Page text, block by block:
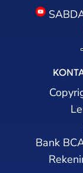
Bank